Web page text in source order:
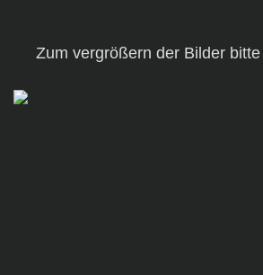
Zum vergrößern der Bilder bitte